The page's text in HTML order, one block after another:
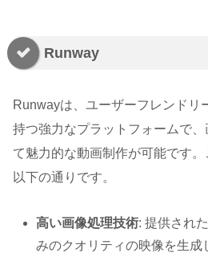
Runway
Runwayは、ユーザーフレンドリ
持つ強力なプラットフォームで
て魅力的な動画制作が可能です
以下の通りです。
高い画像処理技術: 提供され
みのクオリティの映像を生成